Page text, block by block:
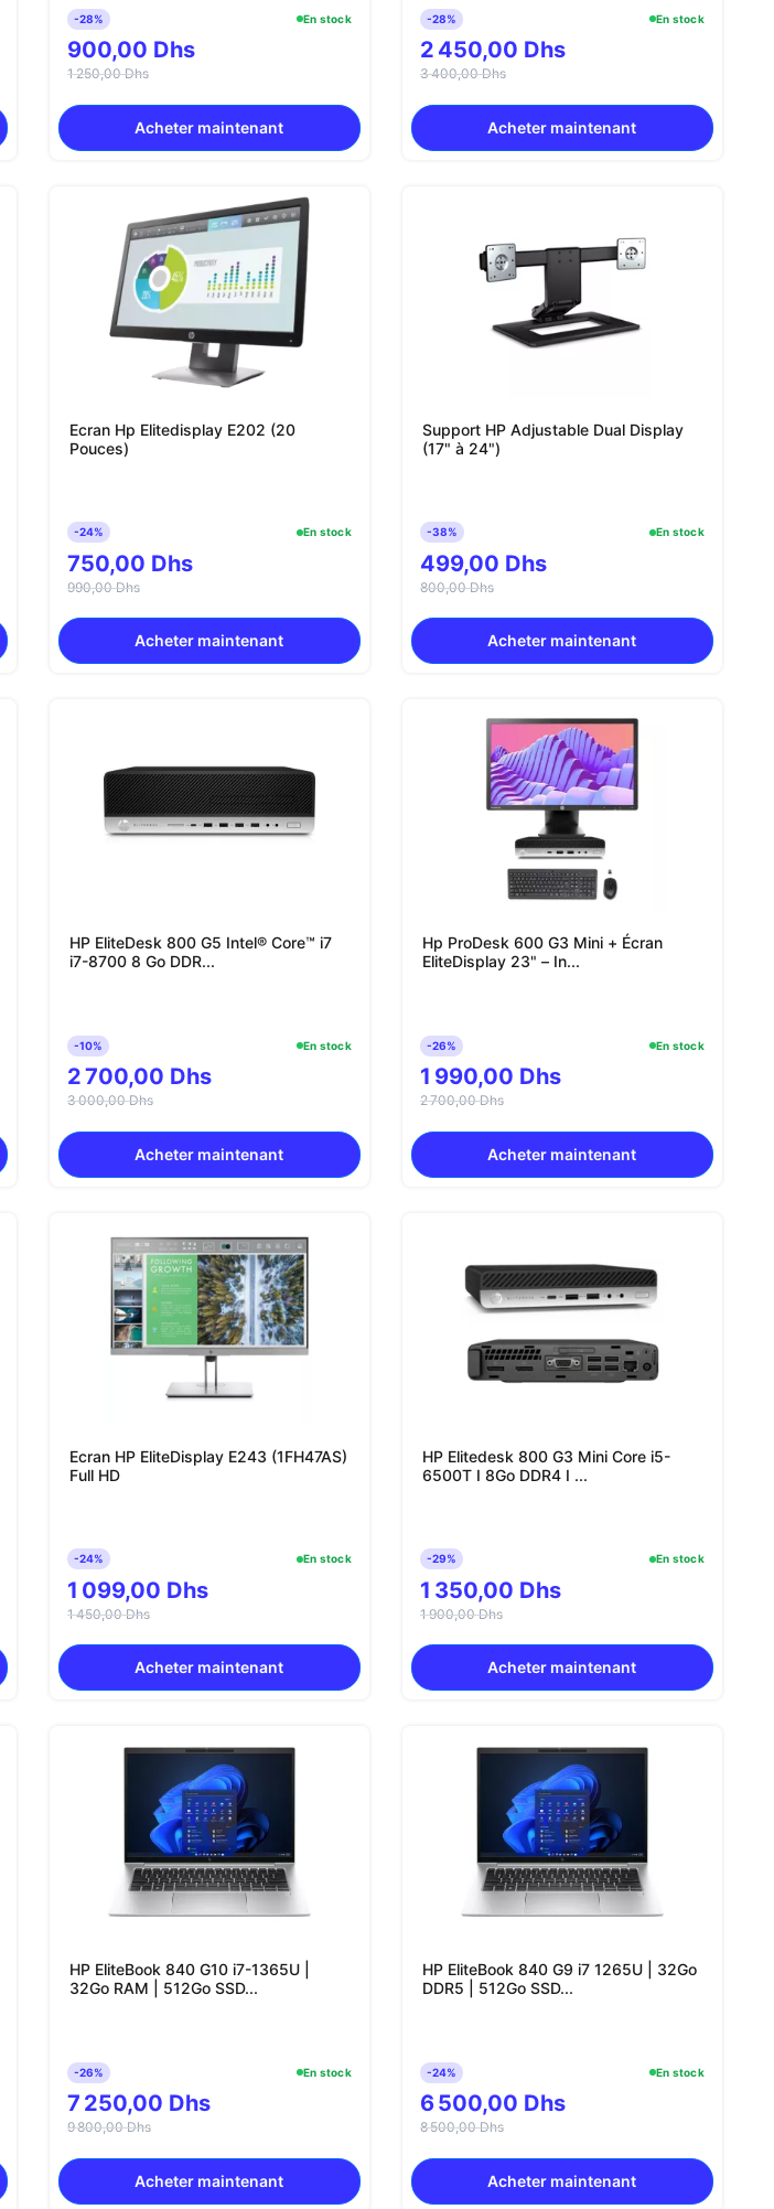
-28% En stock
900,00 Dhs
1 250,00 Dhs
Acheter maintenant
-28% En stock
2 450,00 Dhs
3 400,00 Dhs
Acheter maintenant
Ecran Hp Elitedisplay E202 (20
Pouces)
-24% En stock
750,00 Dhs
990,00 Dhs
Acheter maintenant
Support HP Adjustable Dual Display
(17" à 24")
-38% En stock
499,00 Dhs
800,00 Dhs
Acheter maintenant
HP EliteDesk 800 G5 Intel® Core™ i7
i7-8700 8 Go DDR...
-10% En stock
2 700,00 Dhs
3 000,00 Dhs
Acheter maintenant
Hp ProDesk 600 G3 Mini + Écran
EliteDisplay 23" – In...
-26% En stock
1 990,00 Dhs
2 700,00 Dhs
Acheter maintenant
Ecran HP EliteDisplay E243 (1FH47AS)
Full HD
-24% En stock
1 099,00 Dhs
1 450,00 Dhs
Acheter maintenant
HP Elitedesk 800 G3 Mini Core i5-
6500T I 8Go DDR4 I ...
-29% En stock
1 350,00 Dhs
1 900,00 Dhs
Acheter maintenant
HP EliteBook 840 G10 i7-1365U |
32Go RAM | 512Go SSD...
-26% En stock
7 250,00 Dhs
9 800,00 Dhs
Acheter maintenant
HP EliteBook 840 G9 i7 1265U | 32Go
DDR5 | 512Go SSD...
-24% En stock
6 500,00 Dhs
8 500,00 Dhs
Acheter maintenant